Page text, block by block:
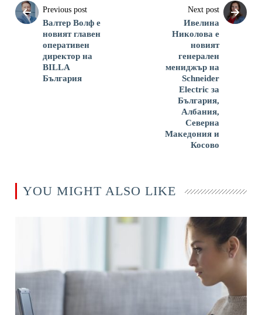
Previous post
Валтер Волф е
новият главен
оперативен
директор на
BILLA
България
Next post
Ивелина
Николова е
новият
генерален
мениджър на
Schneider
Electric за
България,
Албания,
Северна
Македония и
Косово
YOU MIGHT ALSO LIKE